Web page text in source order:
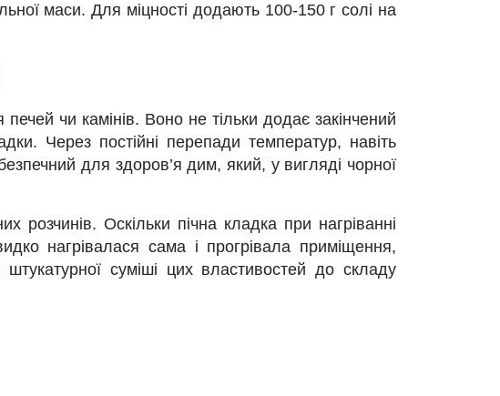
маси. Для міцності додають 100-150 г солі на
чи камінів. Воно не тільки додає закінчений
Через постійні перепади температур, навіть
для здоров’я дим, який, у вигляді чорної
розчинів. Оскільки пічна кладка при нагріванні
нагрівалася сама і прогрівала приміщення,
суміші цих властивостей до складу